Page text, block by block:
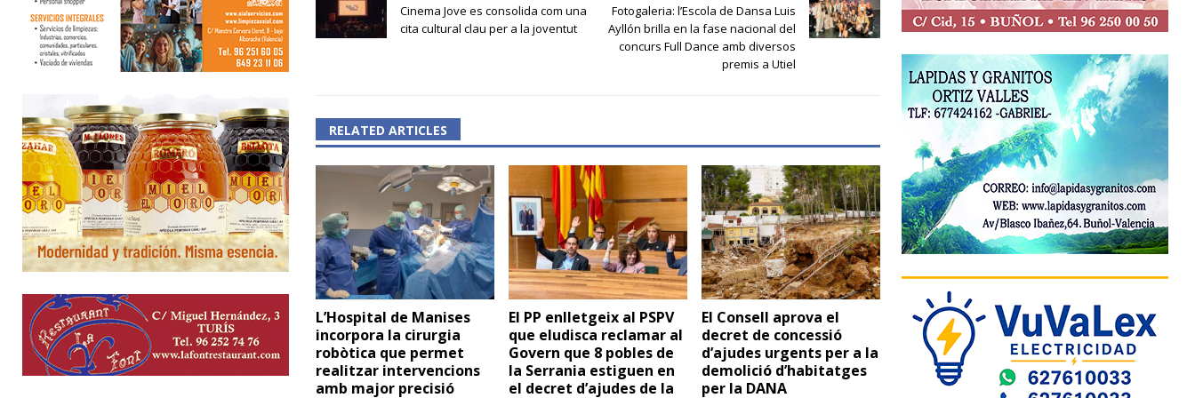
Cinema Jove es consolida com una
cita cultural clau per a la joventut
Fotogaleria: l’Escola de Dansa Luis
Ayllón brilla en la fase nacional del
concurs Full Dance amb diversos
premis a Utiel
RELATED ARTICLES
L’Hospital de Manises
incorpora la cirurgia
robòtica que permet
realitzar intervencions
amb major precisió
El PP enlletgeix al PSPV
que eludisca reclamar al
Govern que 8 pobles de
la Serrania estiguen en
el decret d’ajudes de la
El Consell aprova el
decret de concessió
d’ajudes urgents per a la
demolició d’habitatges
per la DANA